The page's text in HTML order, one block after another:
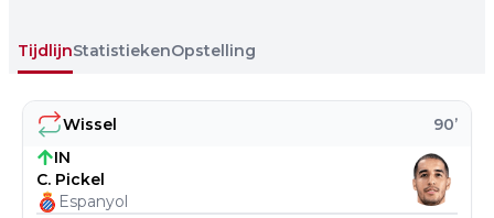
TijdlijnStatistiekenOpstelling
Wissel 90’
IN
C. Pickel
Espanyol